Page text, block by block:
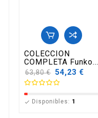
COLECCION
COMPLETA Funko...
Precio
base
63,80 € 54,23 €
 Disponibles: 1